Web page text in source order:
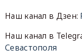
Наш канал в Дзен:
Наш канал в
Севастополя